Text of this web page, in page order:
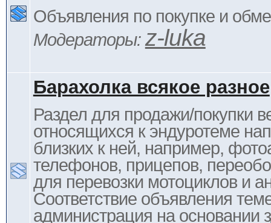
Объявления по покупке и
Модераторы: z-luka
Барахолка всякое разное
Раздел для продажи/покупки
относящихся к эндуротеме
близких к ней, например,
телефонов, прицепов,
для перевозки мотоциклов и
Соответствие объявления
администрация на основании